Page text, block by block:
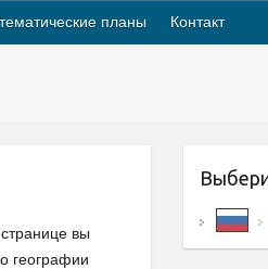
планы Контакт
вы
географии